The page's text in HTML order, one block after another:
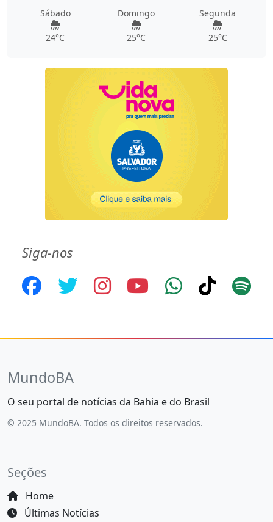
Sábado
24°C
Domingo
25°C
Segunda
25°C
Siga-nos
MundoBA
O seu portal de notícias da Bahia e do Brasil
© 2025 MundoBA. Todos os direitos reservados.
Seções
Home
Últimas Notícias